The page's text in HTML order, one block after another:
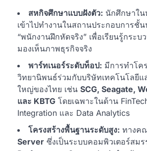
สหกิจศึกษาแบบฝังตัว: นักศึกษาใน
เข้าไปทำงานในสถานประกอบการชั้
“พนักงานฝึกหัดจริง” เพื่อเรียนรู้กระบ
มองเห็นภาพธุรกิจจริง
พาร์ทเนอร์ระดับท็อป: มีการทำโค
วิทยานิพนธ์ร่วมกับบริษัทเทคโนโลยีแ
ใหญ่ของไทย เช่น SCG, Seagate,
และ KBTG โดยเฉพาะในด้าน
Integration และ Data Analytics
โครงสร้างพื้นฐานระดับสูง: ทางค
Server ซึ่งเป็นระบบคอมพิวเตอร์สม